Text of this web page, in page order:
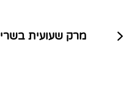
מרק שעועית בשרי